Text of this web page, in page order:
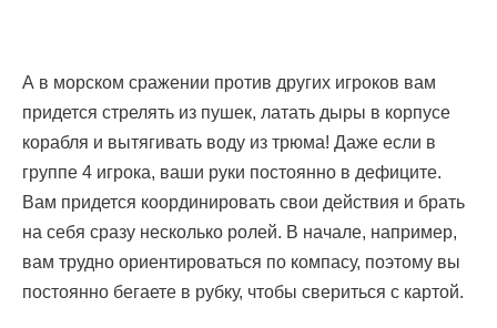
А в морском сражении против других игроков вам
придется стрелять из пушек, латать дыры в корпусе
корабля и вытягивать воду из трюма! Даже если в
группе 4 игрока, ваши руки постоянно в дефиците.
Вам придется координировать свои действия и брать
на себя сразу несколько ролей. В начале, например,
вам трудно ориентироваться по компасу, поэтому вы
постоянно бегаете в рубку, чтобы свериться с картой.